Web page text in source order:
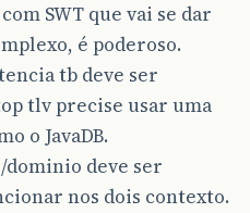
SWT que vai se dar
é poderoso.
tb deve ser
tlv precise usar uma
o JavaDB.
dominio deve ser
nos dois contexto.